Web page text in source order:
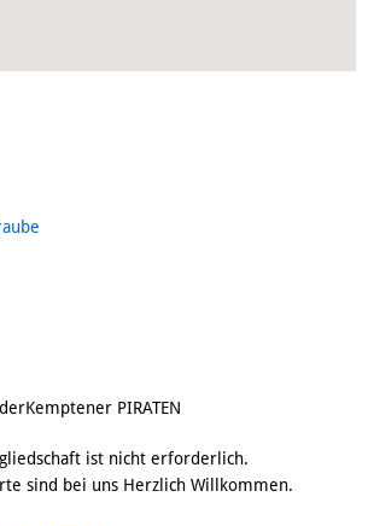
PIRATEN
ist nicht erforderlich.
sind bei uns Herzlich Willkommen.